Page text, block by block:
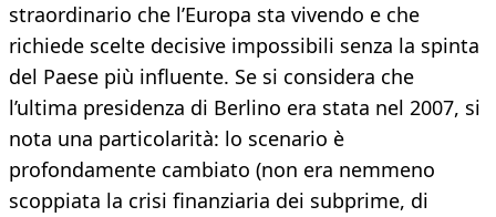
straordinario che l’Europa sta vivendo e che
richiede scelte decisive impossibili senza la spinta
del Paese più influente. Se si considera che
l’ultima presidenza di Berlino era stata nel 2007, si
nota una particolarità: lo scenario è
profondamente cambiato (non era nemmeno
scoppiata la crisi finanziaria dei subprime, di